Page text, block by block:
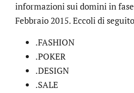
informazioni sui domini in
Febbraio 2015. Eccoli di
.FASHION
.POKER
.DESIGN
.SALE